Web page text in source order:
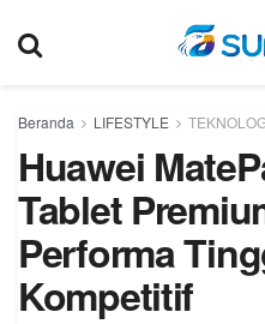
Beranda LIFESTYLE
Huawei
Tablet
Performa
Kompetitif